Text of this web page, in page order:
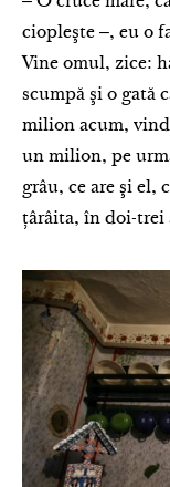
ciopleşte ‒, eu o
Vine omul, zice:
scumpă şi o gată
milion acum,
un milion, pe
grâu, ce are şi el,
ţârâita, în doi-trei